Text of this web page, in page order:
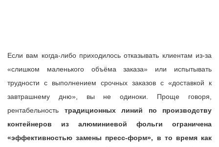
Если вам когда-либо приходилось отказывать клиентам из-за
«слишком маленького объёма заказа» или испытывать
трудности с выполнением срочных заказов с «доставкой к
завтрашнему дню», вы не одиноки. Проще говоря,
рентабельность традиционных
линий по производству
контейнеров из алюминиевой фольги
ограничена
«эффективностью замены пресс-форм», в то время как